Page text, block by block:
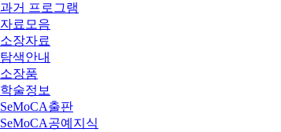
과거 프로그램
자료모음
소장자료
탐색안내
소장품
학술정보
SeMoCA출판
SeMoCA공예지식